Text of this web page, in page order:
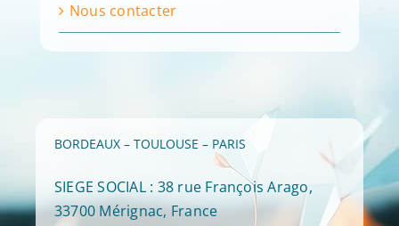
Nous contacter
BORDEAUX – TOULOUSE – PARIS
SIEGE SOCIAL : 38 rue François Arago,
33700 Mérignac, France